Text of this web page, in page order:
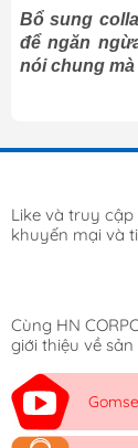
Bổ sung
để ngăn
nói chung mà
Like và truy cập
khuyến mại và
Cùng HN
giới thiệu về